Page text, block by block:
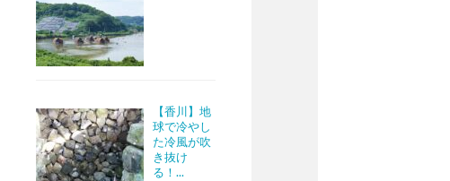
【香川】地
球で冷やし
た冷風が吹
き抜け
る！...